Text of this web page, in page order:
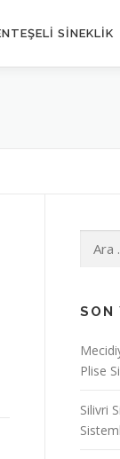
SİNEKLİK
SON
Plise
Silivri